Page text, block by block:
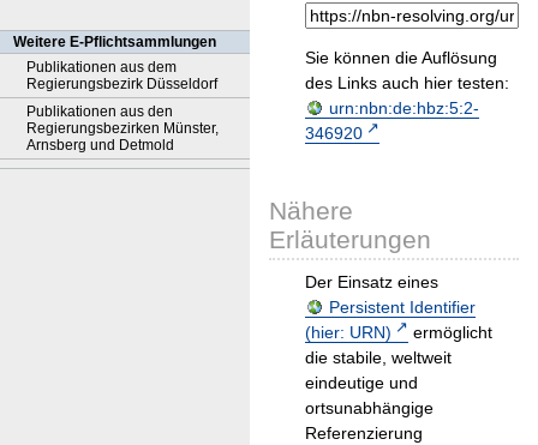
Weitere E-Pflichtsammlungen
Publikationen aus dem
Regierungsbezirk Düsseldorf
Publikationen aus den
Regierungsbezirken Münster,
Arnsberg und Detmold
Sie können die Auflösung
des Links auch hier testen:
urn:nbn:de:hbz:5:2-
346920
Nähere
Erläuterungen
Der Einsatz eines
Persistent Identifier
(hier: URN)
ermöglicht
die stabile, weltweit
eindeutige und
ortsunabhängige
Referenzierung